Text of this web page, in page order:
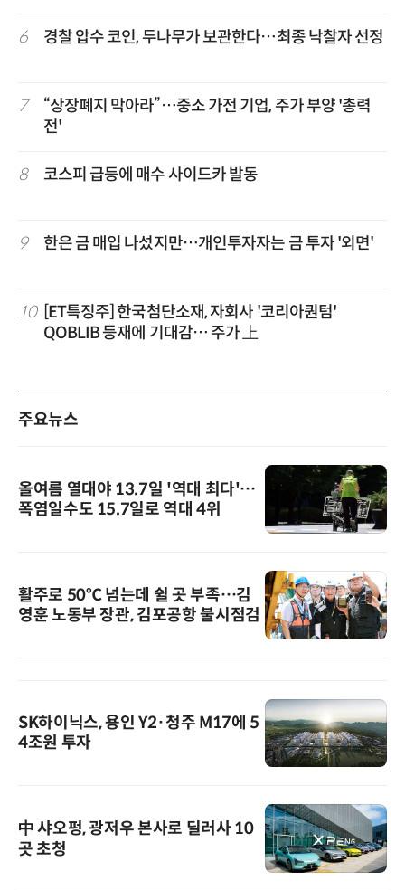
6 경찰 압수 코인, 두나무가 보관한다…최종 낙찰자 선정
7
“상장폐지 막아라”…중소 가전 기업, 주가 부양 '총력
전'
8 코스피 급등에 매수 사이드카 발동
9 한은 금 매입 나섰지만…개인투자자는 금 투자 '외면'
10 [ET특징주] 한국첨단소재, 자회사 '코리아퀀텀'
QOBLIB 등재에 기대감… 주가 上
주요뉴스
올여름 열대야 13.7일 '역대 최다'…
폭염일수도 15.7일로 역대 4위
활주로 50℃ 넘는데 쉴 곳 부족…김
영훈 노동부 장관, 김포공항 불시점검
SK하이닉스, 용인 Y2·청주 M17에 5
4조원 투자
中 샤오펑, 광저우 본사로 딜러사 10
곳 초청